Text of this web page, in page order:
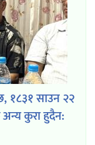
१८३१ साउन २२
अन्य कुरा हुदैन: